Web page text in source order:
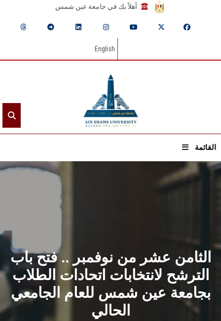
أهلاً بك في جامعة عين شمس
English
القائمة
القطاعـات
الشئون الأكاديمية
البحث العلمي
الرعاية الصحية
الثامن عشر من نوفمبر .. فتح باب
الترشح لانتخابات اتحادات الطلاب
بجامعة عين شمس للعام الجامعي
الحالي